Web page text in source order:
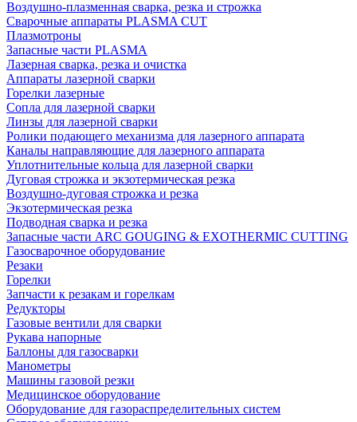
Воздушно-плазменная сварка, резка и строжка
Сварочные аппараты PLASMA CUT
Плазмотроны
Запасные части PLASMA
Лазерная сварка, резка и очистка
Аппараты лазерной сварки
Горелки лазерные
Сопла для лазерной сварки
Линзы для лазерной сварки
Ролики подающего механизма для лазерного аппарата
Каналы направляющие для лазерного аппарата
Уплотнительные кольца для лазерной сварки
Дуговая строжка и экзотермическая резка
Воздушно-дуговая строжка и резка
Экзотермическая резка
Подводная сварка и резка
Запасные части ARC GOUGING & EXOTHERMIC CUTTING
Газосварочное оборудование
Резаки
Горелки
Запчасти к резакам и горелкам
Редукторы
Газовые вентили для сварки
Рукава напорные
Баллоны для газосварки
Манометры
Машины газовой резки
Медицинское оборудование
Оборудование для газораспределительных систем